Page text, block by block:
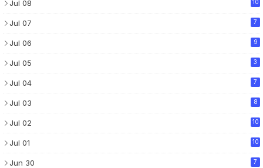
Jul 08 10
Jul 07 7
Jul 06 9
Jul 05 3
Jul 04 7
Jul 03 8
Jul 02 10
Jul 01 10
Jun 30 7